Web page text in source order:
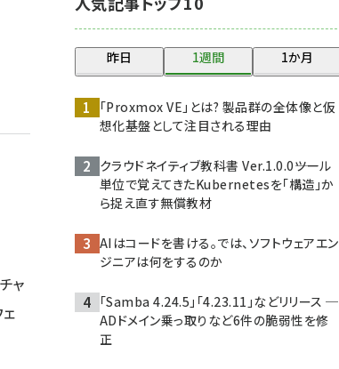
genai (1492)
abc123 (1367)
ャ
昨日 1週間 1か月
「Proxmox VE」とは? 製品群の全体像と仮
想化基盤として注目される理由
クラウドネイティブ教科書 Ver.1.0.0――ツール
単位で覚えてきたKubernetesを「構造」か
ら捉え直す無償教材
AIはコードを書ける。では、ソフトウェアエン
ジニアは何をするのか
「Samba 4.24.5」「4.23.11」などリリース ─
ADドメイン乗っ取りなど6件の脆弱性を修
正